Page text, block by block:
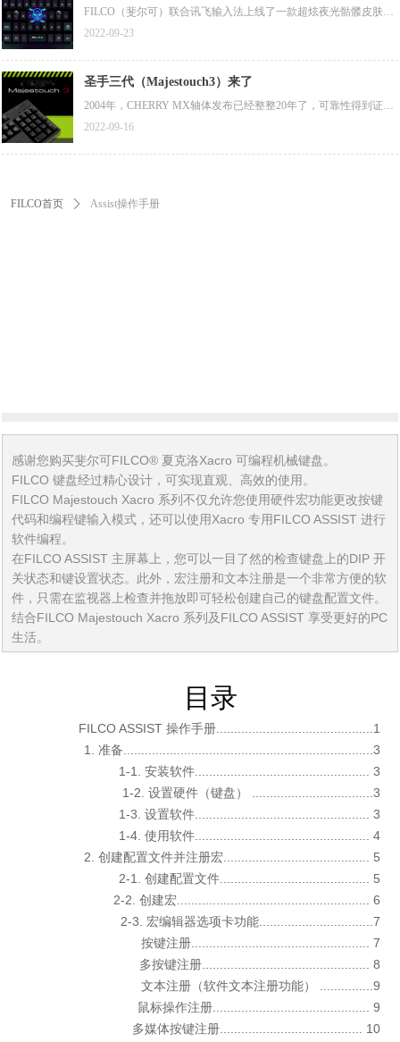
FILCO（斐尔可）联合讯飞输入法上线了一款超炫夜光骷髅皮肤，
斐尔可粉丝专属1分钱限时兑换活动正在进行中（此款皮肤原价12
示方法进行兑换。（兑换码链接在图片下方，目前1分钱兑换活动
仅支持安卓平台）
2022-09-23
圣手三代（Majestouch3）来了
2004年，CHERRY MX轴体发布已经整整20年了，可靠性得到证
实，评价也越来越高，但在世界范围内，采用CHERRY MX轴体的
h）键盘诞生了，其搭载了德国CHERRY公司的MX轴体，作为斐尔
2022-09-16
FILCO首页 ꄲ Assist操作手册
感谢您购买斐尔可FILCO® 夏克洛Xacro 可编程机械键盘。
FILCO 键盘经过精心设计，可实现直观、高效的使用。
FILCO Majestouch Xacro 系列不仅允许您使用硬件宏功能更改按键
代码和编程键输入模式，还可以使用Xacro 专用FILCO ASSIST 进行
软件编程。
在FILCO ASSIST 主屏幕上，您可以一目了然的检查键盘上的DIP 开
关状态和键设置状态。此外，宏注册和文本注册是一个非常方便的软
件，只需在监视器上检查并拖放即可轻松创建自己的键盘配置文件。
结合FILCO Majestouch Xacro 系列及FILCO ASSIST 享受更好的PC
生活。
目录
FILCO ASSIST 操作手册............................................1
1. 准备......................................................................3
1-1. 安装软件................................................. 3
1-2. 设置硬件（键盘） ..................................3
1-3. 设置软件................................................. 3
1-4. 使用软件................................................. 4
2. 创建配置文件并注册宏......................................... 5
2-1. 创建配置文件.......................................... 5
2-2. 创建宏...................................................... 6
2-3. 宏编辑器选项卡功能................................7
按键注册.................................................. 7
多按键注册............................................... 8
文本注册（软件文本注册功能） ...............9
鼠标操作注册............................................ 9
多媒体按键注册........................................ 10